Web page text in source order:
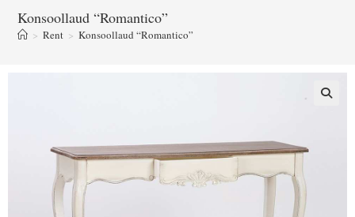
Konsoollaud “Romantico”
> Rent > Konsoollaud “Romantico”